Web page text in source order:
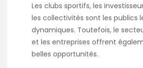
Les clubs sportifs, les
les collectivités sont les publics
dynamiques. Toutefois, le
et les entreprises offrent
belles opportunités.